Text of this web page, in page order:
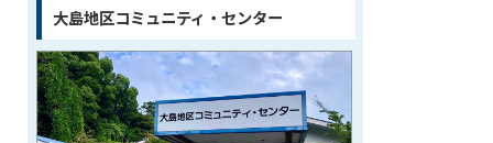
大島地区コミュニティ・センター